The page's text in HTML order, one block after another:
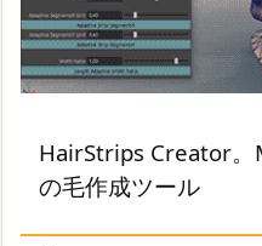
HairStrips Creator。
の毛作成ツール